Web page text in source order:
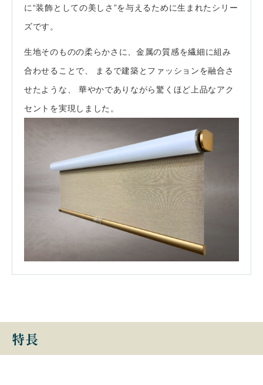
に“装飾としての美しさ”を与えるために生まれたシリー
ズです。
生地そのものの柔らかさに、金属の質感を繊細に組み
合わせることで、 まるで建築とファッションを融合さ
せたような、 華やかでありながら驚くほど上品なアク
セントを実現しました。
特長